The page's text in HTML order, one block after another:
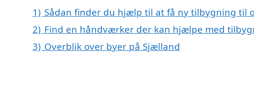
1) Sådan finder du hjælp til at få ny tilbygning til
2) Find en håndværker der kan hjælpe med
3) Overblik over byer på Sjælland